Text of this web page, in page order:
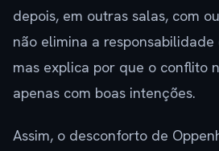
depois, em outras salas, com
não elimina a
mas explica por que o conflito
apenas com boas intenções.
Assim, o desconforto de